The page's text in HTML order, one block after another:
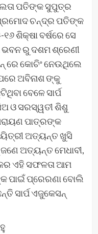
ପତିଙ୍କ ସୁପୁତ୍ର
ଚନ୍ଦ୍ର ପତିଙ୍କ
ଶିକ୍ଷା ବର୍ଷରେ ସେ
ରୁ ଦଶମ ଶ୍ରେଣୀ
ରେ କୋଚିଂ ନେଉଥିଲେ
ଅବିନାଶ ଙ୍କୁ
ବେଳେ ସାର୍ପ
ଓ ସରସ୍ୱତୀ ଶିଶୁ
ପାତ୍ରଙ୍କ
ଅତ୍ୟନ୍ତ ଖୁସି
ଅତ୍ୟନ୍ତ ମେଧାବୀ,
ଏହି ସଫଳତା ଆମ
ପାଇଁ ପ୍ରେରଣା ବୋଲି
ସାର୍ପ ଏଜୁକେସନ୍